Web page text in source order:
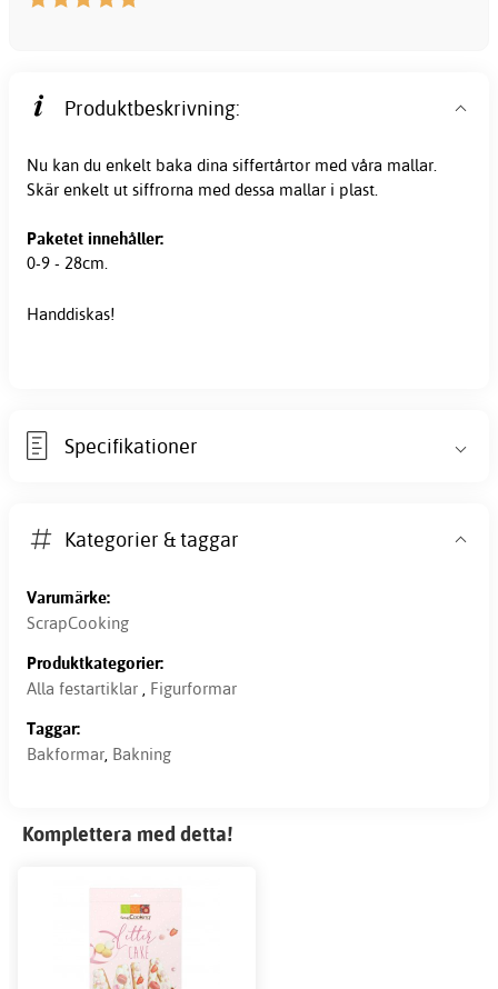
Produktbeskrivning:
Nu kan du enkelt baka dina siffertårtor med våra mallar.
Skär enkelt ut siffrorna med dessa mallar i plast.
Paketet innehåller:
0-9 - 28cm.
Handdiskas!
Specifikationer
Kategorier & taggar
Varumärke:
ScrapCooking
Produktkategorier:
Alla festartiklar , Figurformar
Taggar:
Bakformar, Bakning
Komplettera med detta!